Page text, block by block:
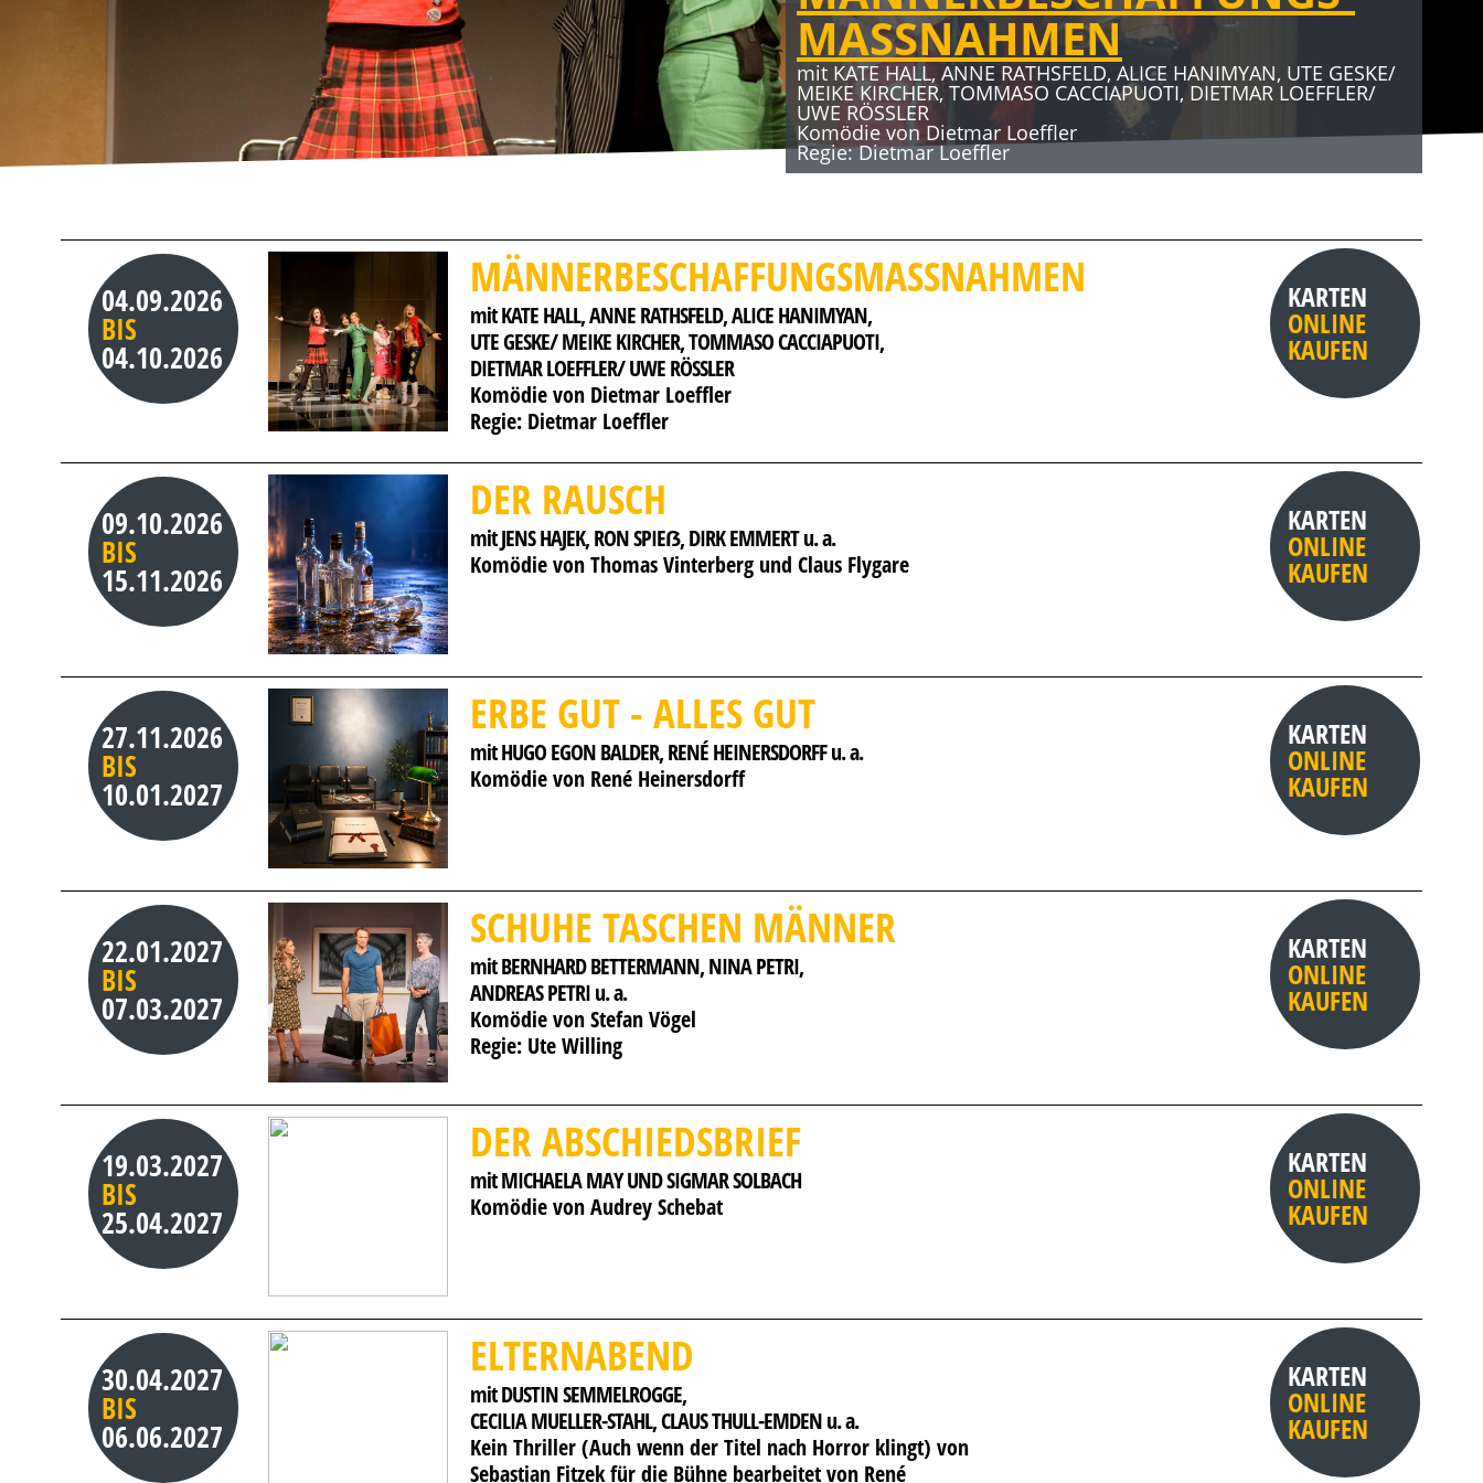
MASSNAHMEN
mit KATE HALL, ANNE RATHSFELD, ALICE HANIMYAN, UTE GESKE/
MEIKE KIRCHER, TOMMASO CACCIAPUOTI, DIETMAR LOEFFLER/
UWE RÖSSLER
Komödie von Dietmar Loeffler
Regie: Dietmar Loeffler
04.09.2026
BIS
04.10.2026
MÄNNERBESCHAFFUNGSMASSNAHMEN
mit KATE HALL, ANNE RATHSFELD, ALICE HANIMYAN,
UTE GESKE/ MEIKE KIRCHER, TOMMASO CACCIAPUOTI,
DIETMAR LOEFFLER/ UWE RÖSSLER
Komödie von Dietmar Loeffler
Regie: Dietmar Loeffler
KARTEN
ONLINE
KAUFEN
09.10.2026
BIS
15.11.2026
DER RAUSCH
mit JENS HAJEK, RON SPIEẞ, DIRK EMMERT u. a.
Komödie von Thomas Vinterberg und Claus Flygare
KARTEN
ONLINE
KAUFEN
27.11.2026
BIS
10.01.2027
ERBE GUT - ALLES GUT
mit HUGO EGON BALDER, RENÉ HEINERSDORFF u. a.
Komödie von René Heinersdorff
KARTEN
ONLINE
KAUFEN
22.01.2027
BIS
07.03.2027
SCHUHE TASCHEN MÄNNER
mit BERNHARD BETTERMANN, NINA PETRI,
ANDREAS PETRI u. a.
Komödie von Stefan Vögel
Regie: Ute Willing
KARTEN
ONLINE
KAUFEN
19.03.2027
BIS
25.04.2027
DER ABSCHIEDSBRIEF
mit MICHAELA MAY UND SIGMAR SOLBACH
Komödie von Audrey Schebat
KARTEN
ONLINE
KAUFEN
30.04.2027
BIS
06.06.2027
ELTERNABEND
mit DUSTIN SEMMELROGGE,
CECILIA MUELLER-STAHL, CLAUS THULL-EMDEN u. a.
Kein Thriller (Auch wenn der Titel nach Horror klingt) von
Sebastian Fitzek für die Bühne bearbeitet von René
KARTEN
ONLINE
KAUFEN